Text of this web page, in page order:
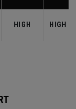
HIGH HIGH